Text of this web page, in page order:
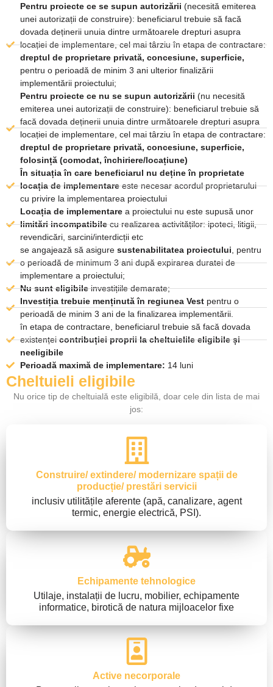
Pentru proiecte ce se supun autorizării (necesită emiterea
unei autorizații de construire): beneficiarul trebuie să facă
dovada deținerii unuia dintre următoarele drepturi asupra
locației de implementare, cel mai târziu în etapa de contractare:
dreptul de proprietare privată, concesiune, superficie,
pentru o perioadă de minim 3 ani ulterior finalizării
implementării proiectului;
Pentru proiecte ce nu se supun autorizării (nu necesită
emiterea unei autorizații de construire): beneficiarul trebuie să
facă dovada deținerii unuia dintre următoarele drepturi asupra
locației de implementare, cel mai târziu în etapa de contractare:
dreptul de proprietare privată, concesiune, superficie,
folosință (comodat, închiriere/locațiune)
În situația în care beneficiarul nu deține în proprietate
locația de implementareeste necesar acordul proprietarului
cu privire la implementarea proiectului
Locația de implementare a proiectului nu este supusă unor
limitări incompatibilecu realizarea activităților: ipoteci, litigii,
revendicări, sarcini/interdicții etc
se angajează să asigure sustenabilitatea proiectului , pentru
o perioadă de minimum 3 ani după expirarea duratei de
implementare a proiectului;
Nu sunt eligibileinvestițiile demarate;
Investiția trebuie menținută în regiunea Vest pentru o
perioadă de minim 3 ani de la finalizarea implementării.
în etapa de contractare, beneficiarul trebuie să facă dovada
existențeicontribuției proprii la cheltuielile eligibile și
neeligibile
Perioadă maximă de implementare: 14 luni
Cheltuieli eligibile
Nu orice tip de cheltuială este eligibilă, doar cele din lista de mai
jos:
Construire/ extindere/ modernizare spații de
producție/ prestări servicii
inclusiv utilitățile aferente (apă, canalizare, agent
termic, energie electrică, PSI).
Echipamente tehnologice
Utilaje, instalații de lucru, mobilier, echipamente
informatice, birotică de natura mijloacelor fixe
Active necorporale